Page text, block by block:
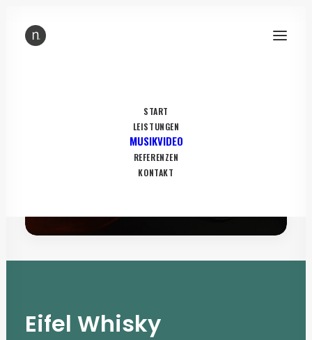
START
LEISTUNGEN
MUSIKVIDEO
REFERENZEN
KONTAKT
PLAY
Eifel Whisky